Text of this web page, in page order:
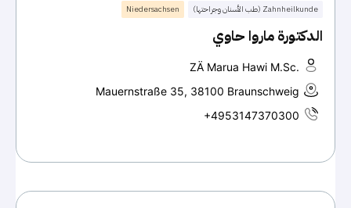
Zahnheilkunde (طب الأسنان وجراحتها) Niedersachsen
الدكتورة ماروا حاوي
ZÄ Marua Hawi M.Sc.
Mauernstraße 35, 38100 Braunschweig
+4953147370300